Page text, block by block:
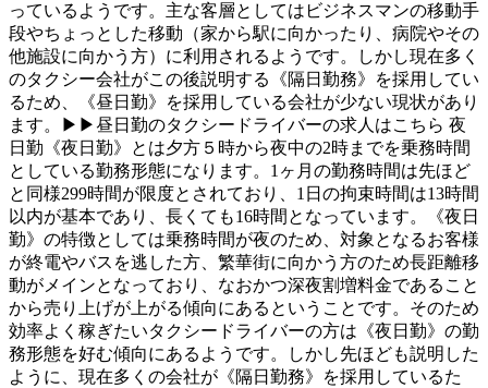
っているようです。主な客層としてはビジネスマンの移動手
段やちょっとした移動（家から駅に向かったり、病院やその
他施設に向かう方）に利用されるようです。しかし現在多く
のタクシー会社がこの後説明する《隔日勤務》を採用してい
るため、《昼日勤》を採用している会社が少ない現状があり
ます。▶▶昼日勤のタクシードライバーの求人はこちら 夜
日勤《夜日勤》とは夕方５時から夜中の2時までを乗務時間
としている勤務形態になります。1ヶ月の勤務時間は先ほど
と同様299時間が限度とされており、1日の拘束時間は13時間
以内が基本であり、長くても16時間となっています。《夜日
勤》の特徴としては乗務時間が夜のため、対象となるお客様
が終電やバスを逃した方、繁華街に向かう方のため長距離移
動がメインとなっており、なおかつ深夜割増料金であること
から売り上げが上がる傾向にあるということです。そのため
効率よく稼ぎたいタクシードライバーの方は《夜日勤》の勤
務形態を好む傾向にあるようです。しかし先ほども説明した
ように、現在多くの会社が《隔日勤務》を採用しているた